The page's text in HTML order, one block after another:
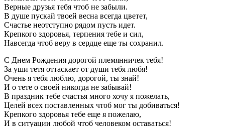
Верные друзья тебя чтоб не забыли.
В душе пускай твоей весна всегда цветет,
Счастье неотступно рядом пусть идет.
Крепкого здоровья, терпения тебе и сил,
Навсегда чтоб веру в сердце еще ты сохранил.
С Днем Рождения дорогой племянничек тебя!
За уши тетя оттаскает от души тебя любя!
Очень я тебя люблю, дорогой, ты знай!
И о тете о своей никогда не забывай!
В праздник тебе счастья много хочу я пожелать,
Целей всех поставленных чтоб мог ты добиваться!
Крепкого здоровья тебе еще я пожелаю,
И в ситуации любой чтоб человеком оставаться!